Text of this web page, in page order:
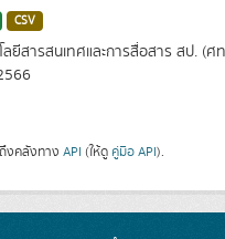
CSV
ลยีสารสนเทศและการสื่อสาร สป. (ศ
งคลังทาง API (ให้ดู คู่มือ API).